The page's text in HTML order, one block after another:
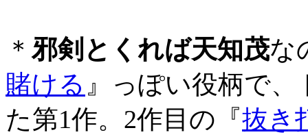
＊邪剣とくれば天知茂な
賭ける 』っぽい役柄で
た第1作。2作目の『抜き